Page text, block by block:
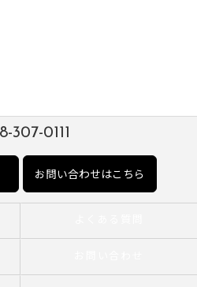
307-0111
お問い合わせはこちら